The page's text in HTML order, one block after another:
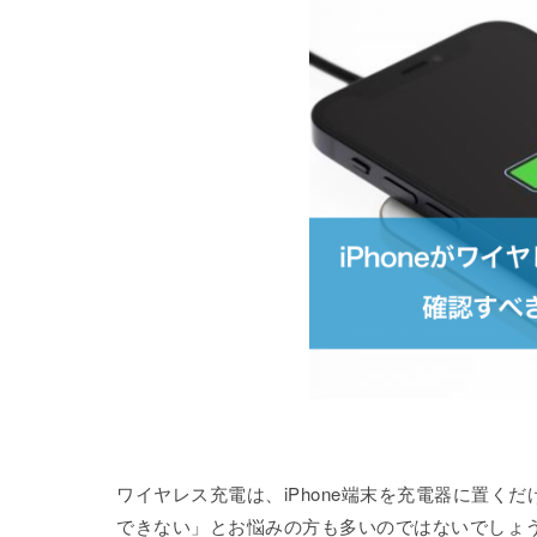
ワイヤレス充電は、iPhone端末を充電器に置く
できない」とお悩みの方も多いのではないでしょ